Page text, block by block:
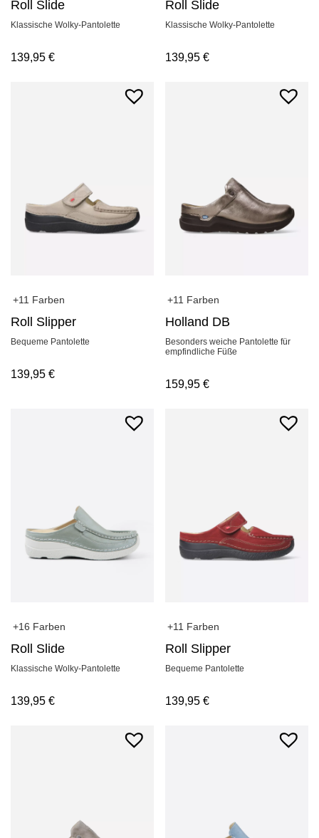
Roll Slide
Klassische Wolky-Pantolette
139,95 €
Roll Slide
Klassische Wolky-Pantolette
139,95€
+11 Farben
Roll Slipper
Bequeme Pantolette
139,95 €
+11 Farben
Holland DB
Besonders weiche Pantolette für
empfindliche Füße
159,95€
+16 Farben
Roll Slide
Klassische Wolky-Pantolette
139,95 €
+11 Farben
Roll Slipper
Bequeme Pantolette
139,95€